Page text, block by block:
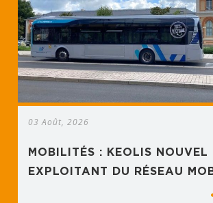
03 Août, 2026
MOBILITÉS : KEOLIS NOUVEL
EXPLOITANT DU RÉSEAU